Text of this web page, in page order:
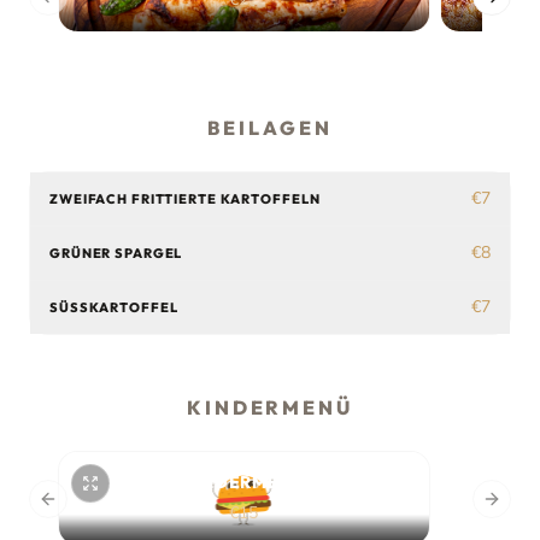
Previous slide Next
BEILAGEN
ZWEIFACH FRITTIERTE KARTOFFELN €7
GRÜNER SPARGEL €8
SÜSSKARTOFFEL €7
KINDERMENÜ
KINDERMENÜ
€15
Previous slide Next